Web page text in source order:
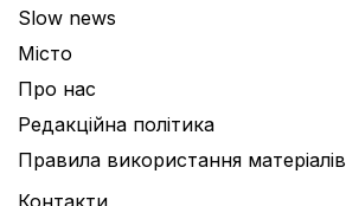
Slow news
Місто
Про нас
Редакційна політика
Правила використання матеріалів